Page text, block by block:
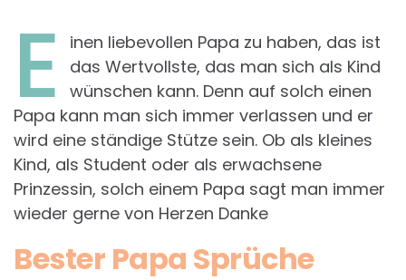
E
inen liebevollen Papa zu haben, das ist
das Wertvollste, das man sich als Kind
wünschen kann. Denn auf solch einen
Papa kann man sich immer verlassen und er
wird eine ständige Stütze sein. Ob als kleines
Kind, als Student oder als erwachsene
Prinzessin, solch einem Papa sagt man immer
wieder gerne von Herzen Danke
Bester Papa Sprüche